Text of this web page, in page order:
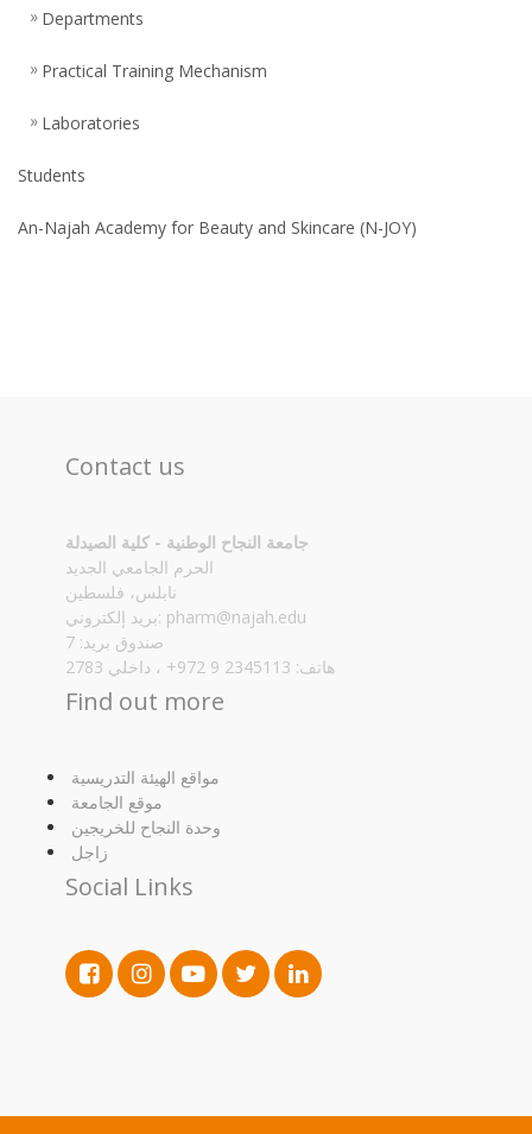
Departments
Practical Training Mechanism
Laboratories
Students
An-Najah Academy for Beauty and Skincare (N-JOY)
Contact us
جامعة النجاح الوطنية - كلية الصيدلة
الحرم الجامعي الجديد
نابلس، فلسطين
بريد إلكتروني: pharm@najah.edu
صندوق بريد: 7
هاتف: 2345113 9 972+ ، داخلي 2783
Find out more
مواقع الهيئة التدريسية
موقع الجامعة
وحدة النجاح للخريجين
زاجل
Social Links